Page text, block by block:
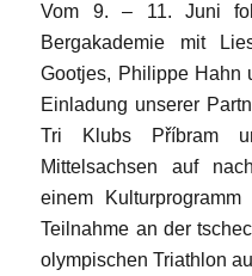
Vom 9. – 11. Juni
Bergakademie mit
Gootjes, Philippe Hahn
Einladung unserer
Tri Klubs Příbram
Mittelsachsen auf
einem
Teilnahme an der
olympischen Triathlon